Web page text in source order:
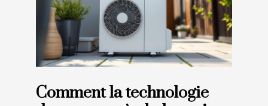
Comment la technologie